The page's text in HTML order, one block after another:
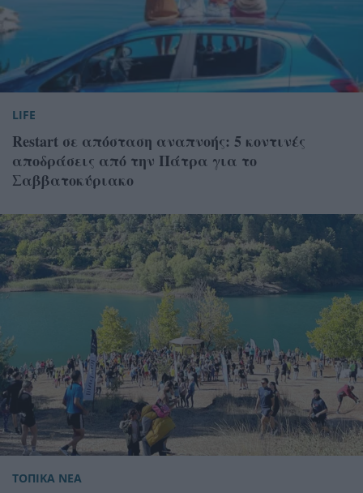
LIFE
Restart σε απόσταση αναπνοής: 5 κοντινές
αποδράσεις από την Πάτρα για το
Σαββατοκύριακο
ΤΟΠΙΚΑ ΝΕΑ